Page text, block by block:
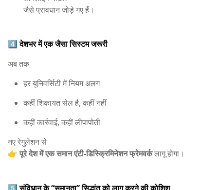
जैसे प्रावधान जोड़े गए हैं।
4️⃣देशभर में एक जैसा सिस्टम जरूरी
अब तक
हर यूनिवर्सिटी में नियम अलग
कहीं शिकायत सेल है, कहीं नहीं
कहीं कार्रवाई, कहीं लीपापोती
नए रेगुलेशन से
👉पूरे देश में एक समान एंटी-डिस्क्रिमिनेशन फ्रेमवर्कलागू होगा।